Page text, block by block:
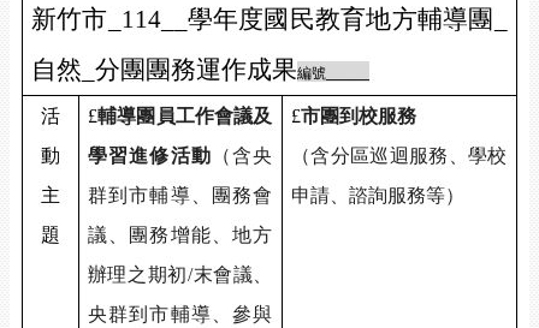
新竹市 _114__ 學年度國民教育地方輔導團
自然 分團團務運作成果編號______
活
動
主
題
£輔導團員工作會議及
學習進修活動 （含央
群到市輔導、團務會
議、團務增能、地方
辦理之期初/末會議、
央群到市輔導、參與
£市團到校服務
（含分區巡迴服務、學校
申請、諮詢服務等）